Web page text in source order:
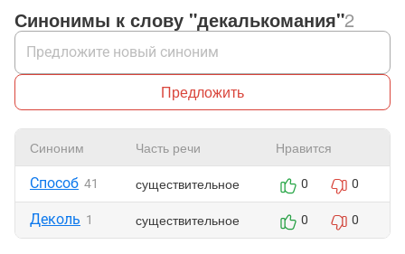
Синонимы к слову "декалькомания"2
Предложить
Синоним Часть речи Нравится
Способ 41 существительное 0 0
Деколь 1 существительное 0 0